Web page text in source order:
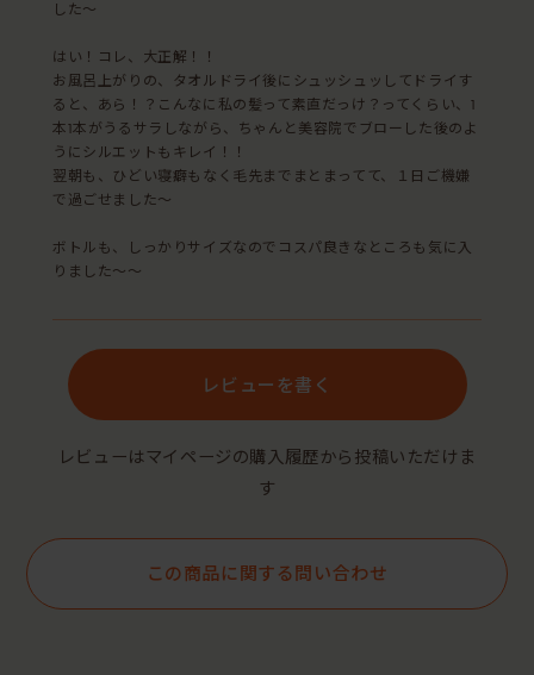
した〜
はい！コレ、大正解！！
お風呂上がりの、タオルドライ後にシュッシュッしてドライす
ると、あら！？こんなに私の髪って素直だっけ？ってくらい、1
本1本がうるサラしながら、ちゃんと美容院でブローした後のよ
うにシルエットもキレイ！！
翌朝も、ひどい寝癖もなく毛先までまとまってて、１日ご機嫌
で過ごせました〜
ボトルも、しっかりサイズなのでコスパ良きなところも気に入
りました〜〜
レビューを書く
レビューはマイページの購入履歴から投稿いただけま
す
この商品に関する問い合わせ